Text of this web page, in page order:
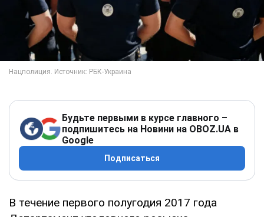
Будьте первыми в курсе главного –
подпишитесь на Новини на OBOZ.UA в
Google
Подписаться
В течение первого полугодия 2017 года